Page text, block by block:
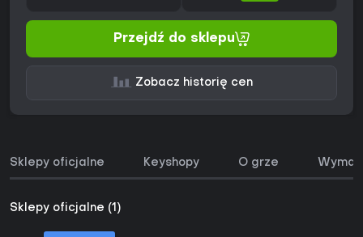
Przejdź do sklepu
Zobacz historię cen
Sklepy oficjalne Keyshopy O grze
Sklepy oficjalne (1)